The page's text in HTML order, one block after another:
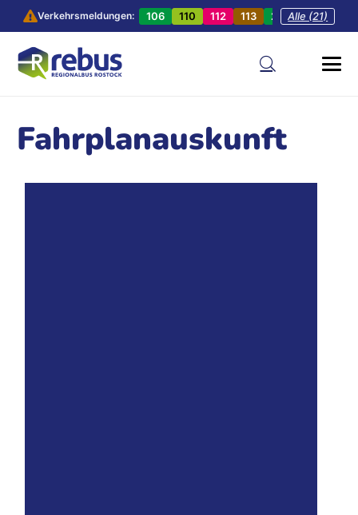
Verkehrsmeldungen: 106 110 112 113 201 202
Alle (21)
Fahrplanauskunft